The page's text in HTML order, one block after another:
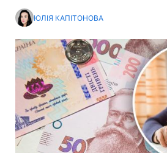
ЮЛІЯ КАПІТОНОВА